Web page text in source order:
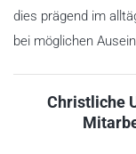
dies prägend im
bei möglichen
Christliche